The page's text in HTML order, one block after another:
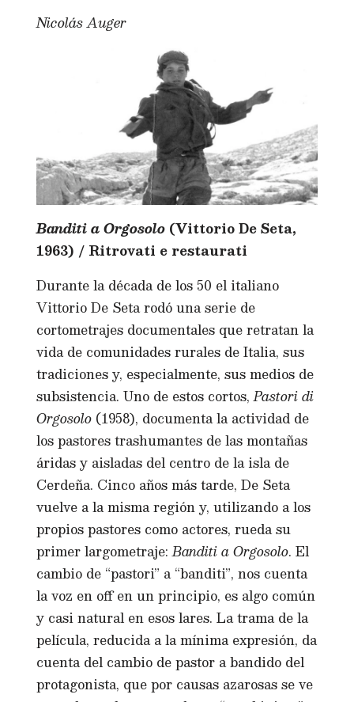
Nicolás Auger
Banditi a Orgosolo (Vittorio De Seta,
1963) / Ritrovati e restaurati
Durante la década de los 50 el italiano
Vittorio De Seta rodó una serie de
cortometrajes documentales que retratan la
vida de comunidades rurales de Italia, sus
tradiciones y, especialmente, sus medios de
subsistencia. Uno de estos cortos,Pastori di
Orgosolo (1958), documenta la actividad de
los pastores trashumantes de las montañas
áridas y aisladas del centro de la isla de
Cerdeña. Cinco años más tarde, De Seta
vuelve a la misma región y, utilizando a los
propios pastores como actores, rueda su
primer largometraje:Banditi a Orgosolo. El
cambio de “pastori” a “banditi”, nos cuenta
la voz en off en un principio, es algo común
y casi natural en esos lares. La trama de la
película, reducida a la mínima expresión, da
cuenta del cambio de pastor a bandido del
protagonista, que por causas azarosas se ve